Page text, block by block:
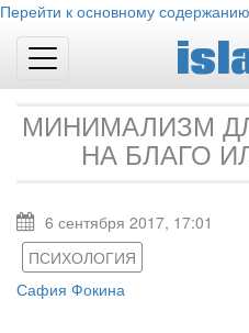
Перейти к основному содержанию
Toggle
МИНИМАЛИЗМ
НА БЛАГО
6 сентября 2017, 17:01
ПСИХОЛОГИЯ
Сафия Фокина